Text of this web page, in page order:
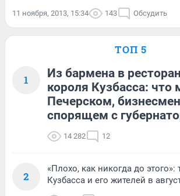
11 ноября, 2013, 15:34 143 Обсудить
ТОП 5
1
Из бармена в
короля Кузбасса:
Печерском,
спорящем с
14 282 12
2
«Плохо, как никогда до этого»:
Кузбасса и его жителей в